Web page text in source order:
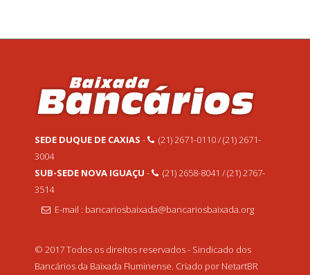
SEDE DUQUE DE CAXIAS -
(21) 2671-0110 / (21) 2671-
3004
SUB-SEDE NOVA IGUAÇU -
(21) 2658-8041 / (21) 2767-
3514
E-mail : bancariosbaixada@bancariosbaixada.org
© 2017 Todos os direitos reservados - Sindicado dos
Bancários da Baixada Fluminense. Criado por NetartBR